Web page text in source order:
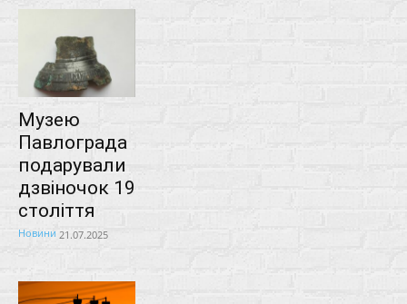
Музею
Павлограда
подарували
дзвіночок 19
століття
Новини 21.07.2025